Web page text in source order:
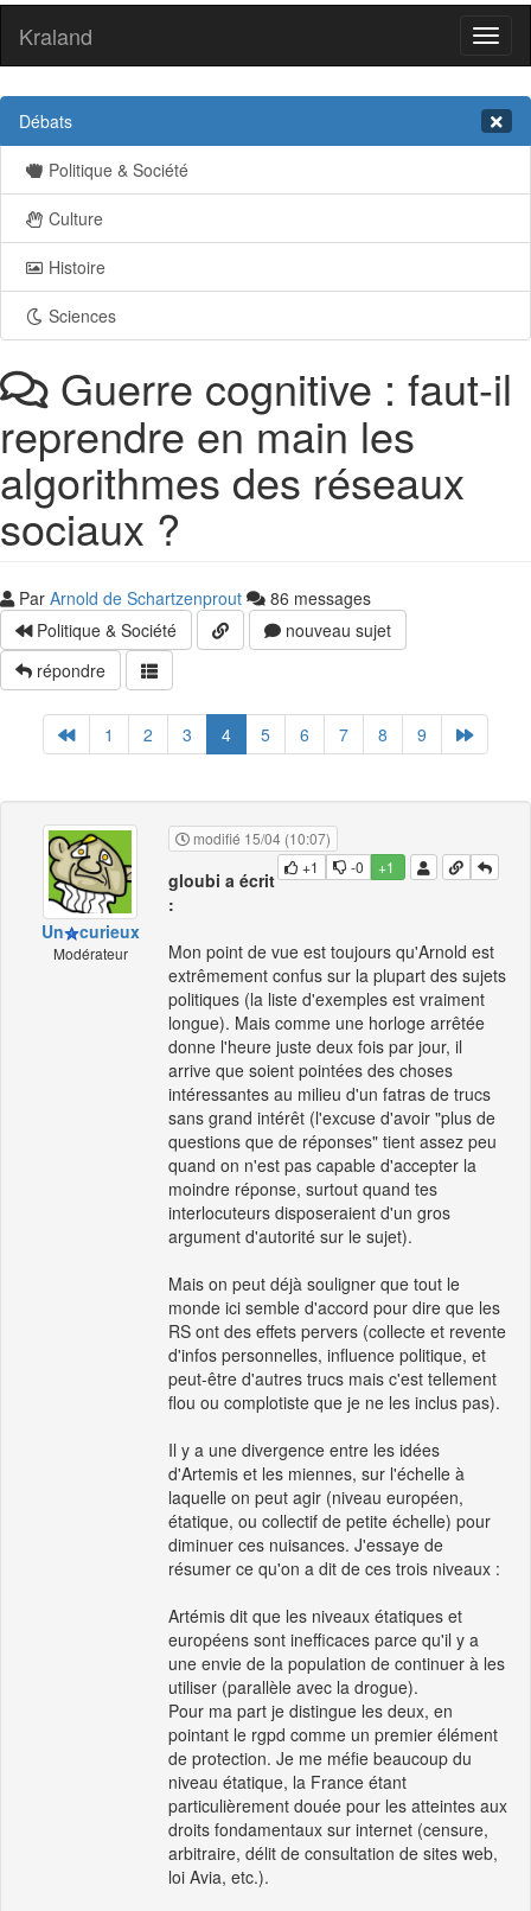
Kraland
Débats
Politique & Société
Culture
Histoire
Sciences
Guerre cognitive : faut-il
reprendre en main les
algorithmes des réseaux
sociaux ?
Par Arnold de Schartzenprout
86 messages
Politique & Société
nouveau sujet
répondre
1 2 3 4 5 6 7 8 9
Un curieux
Modérateur
modifié 15/04 (10:07)
+1
-0 +1
gloubi a écrit
:
Mon point de vue est toujours qu'Arnold est
extrêmement confus sur la plupart des sujets
politiques (la liste d'exemples est vraiment
longue). Mais comme une horloge arrêtée
donne l'heure juste deux fois par jour, il
arrive que soient pointées des choses
intéressantes au milieu d'un fatras de trucs
sans grand intérêt (l'excuse d'avoir "plus de
questions que de réponses" tient assez peu
quand on n'est pas capable d'accepter la
moindre réponse, surtout quand tes
interlocuteurs disposeraient d'un gros
argument d'autorité sur le sujet).
Mais on peut déjà souligner que tout le
monde ici semble d'accord pour dire que les
RS ont des effets pervers (collecte et revente
d'infos personnelles, influence politique, et
peut-être d'autres trucs mais c'est tellement
flou ou complotiste que je ne les inclus pas).
Il y a une divergence entre les idées
d'Artemis et les miennes, sur l'échelle à
laquelle on peut agir (niveau européen,
étatique, ou collectif de petite échelle) pour
diminuer ces nuisances. J'essaye de
résumer ce qu'on a dit de ces trois niveaux :
Artémis dit que les niveaux étatiques et
européens sont inefficaces parce qu'il y a
une envie de la population de continuer à les
utiliser (parallèle avec la drogue).
Pour ma part je distingue les deux, en
pointant le rgpd comme un premier élément
de protection. Je me méfie beaucoup du
niveau étatique, la France étant
particulièrement douée pour les atteintes aux
droits fondamentaux sur internet (censure,
arbitraire, délit de consultation de sites web,
loi Avia, etc.).